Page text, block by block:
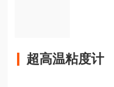
超高温粘度计